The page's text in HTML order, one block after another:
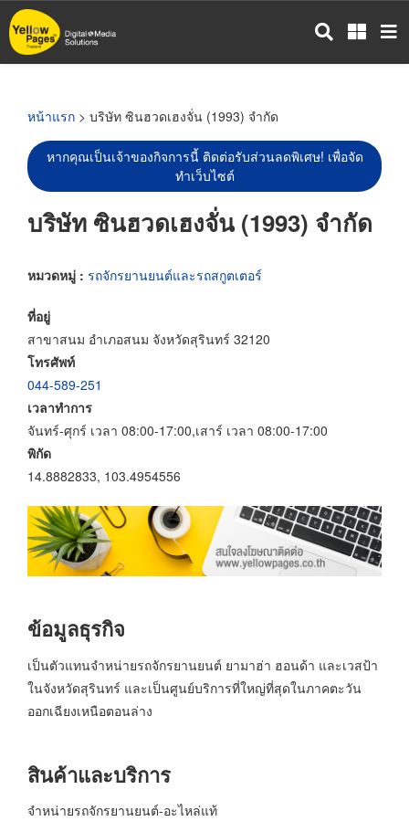
ข้าม
ไป
หน้าแรก > บริษัท ซินฮวดเฮงจั่น (1993) จำกัด
หากคุณเป็นเจ้าของกิจการนี้ ติดต่อรับส่วนลดพิเศษ! เพื่อจัด
ทำเว็บไซต์
บริษัท ซินฮวดเฮงจั่น (1993) จำกัด
หมวดหมู่ : รถจักรยานยนต์และรถสกูตเตอร์
ที่อยู่
สาขาสนม อำเภอสนม จังหวัดสุรินทร์ 32120
โทรศัพท์
044-589-251
เวลาทำการ
จันทร์-ศุกร์ เวลา 08:00-17:00,เสาร์ เวลา 08:00-17:00
พิกัด
14.8882833, 103.4954556
ข้อมูลธุรกิจ
เป็นตัวแทนจำหน่ายรถจักรยานยนต์ ยามาฮ่า ฮอนด้า และเวสป้า
ในจังหวัดสุรินทร์ และเป็นศูนย์บริการที่ใหญ่ที่สุดในภาคตะวัน
ออกเฉียงเหนือตอนล่าง
สินค้าและบริการ
จำหน่ายรถจักรยานยนต์-อะไหล่แท้